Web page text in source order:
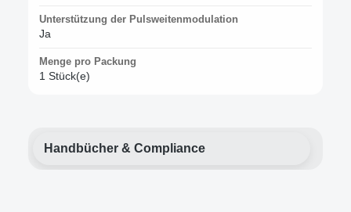
Unterstützung der Pulsweitenmodulation
Ja
Menge pro Packung
1 Stück(e)
Handbücher & Compliance